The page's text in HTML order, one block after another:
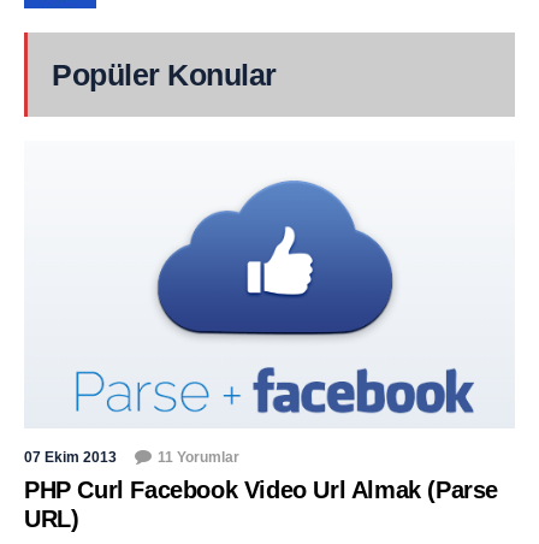
Popüler Konular
07 Ekim 2013 11 Yorumlar
PHP Curl Facebook Video Url Almak (Parse
URL)